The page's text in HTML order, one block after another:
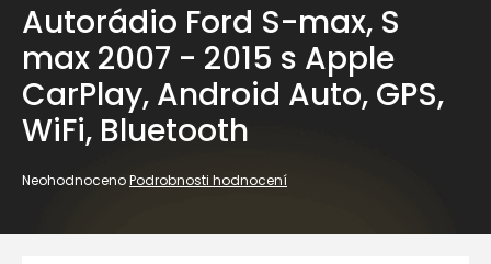
Autorádio Ford S-max, S
max 2007 - 2015 s Apple
CarPlay, Android Auto, GPS,
WiFi, Bluetooth
Průměrné
je
NeohodnocenoPodrobnosti hodnocení